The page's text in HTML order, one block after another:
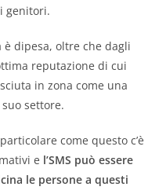
genitori.
dipesa, oltre che dagli
reputazione di cui
in zona come una
settore.
come questo c’è
e l’SMS può essere
le persone a questi